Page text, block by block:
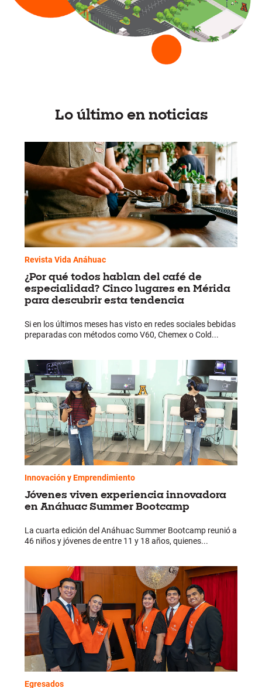
Lo último en noticias
Revista Vida Anáhuac
¿Por qué todos hablan del café de
especialidad? Cinco lugares en Mérida
para descubrir esta tendencia
Si en los últimos meses has visto en redes sociales bebidas
preparadas con métodos como V60, Chemex o Cold...
Innovación y Emprendimiento
Jóvenes viven experiencia innovadora
en Anáhuac Summer Bootcamp
La cuarta edición del Anáhuac Summer Bootcamp reunió a
46 niños y jóvenes de entre 11 y 18 años, quienes...
Egresados